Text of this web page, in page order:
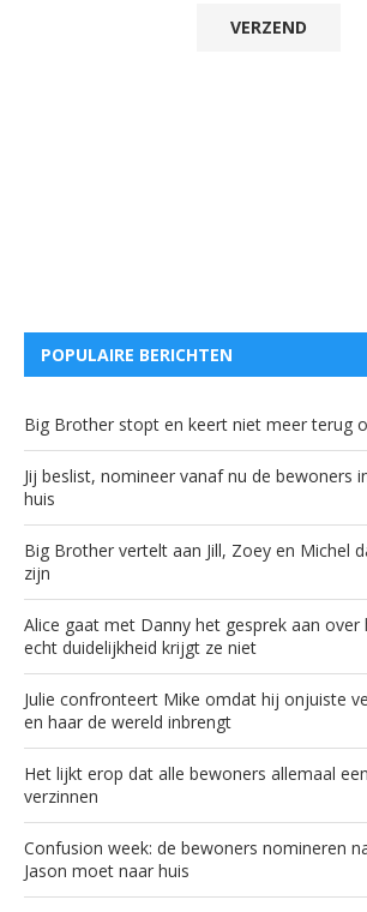
POPULAIRE BERICHTEN
Big Brother stopt en keert niet meer terug
Jij beslist, nomineer vanaf nu de bewoners
huis
Big Brother vertelt aan Jill, Zoey en Michel
zijn
Alice gaat met Danny het gesprek aan over
echt duidelijkheid krijgt ze niet
Julie confronteert Mike omdat hij onjuiste
en haar de wereld inbrengt
Het lijkt erop dat alle bewoners allemaal
verzinnen
Confusion week: de bewoners nomineren
Jason moet naar huis